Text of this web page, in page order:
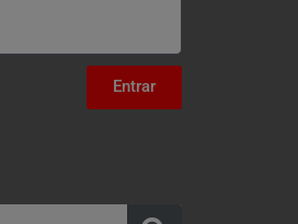
Entrar